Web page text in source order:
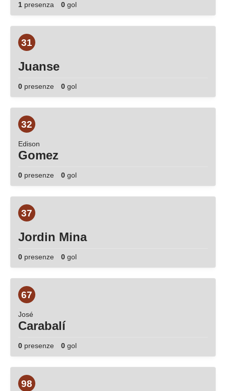
1 presenza 0 gol
31
Juanse
0 presenze 0 gol
32
Edison
Gomez
0 presenze 0 gol
37
Jordin Mina
0 presenze 0 gol
67
José
Carabalí
0 presenze 0 gol
98